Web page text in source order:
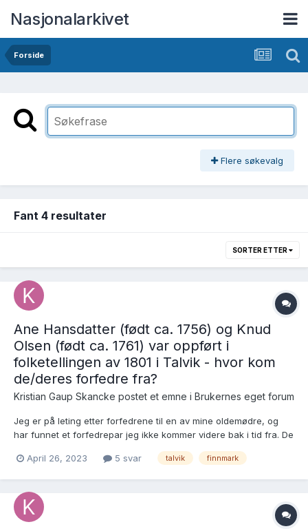
Nasjonalarkivet
Forside
Flere søkevalg
Fant 4 resultater
SORTER ETTER
Ane Hansdatter (født ca. 1756) og Knud
Olsen (født ca. 1761) var oppført i
folketellingen av 1801 i Talvik - hvor kom
de/deres forfedre fra?
Kristian Gaup Skancke postet et emne i Brukernes eget forum
Jeg er på leting etter forfedrene til en av mine oldemødre, og
har funnet et forfedrepar jeg ikke kommer videre bak i tid fra. De
De var aktive i Talvik i 1801, og er foreldrene til min
April 26, 2023 5 svar talvik finnmark